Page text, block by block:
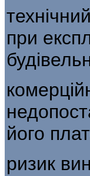
при
його
ризик